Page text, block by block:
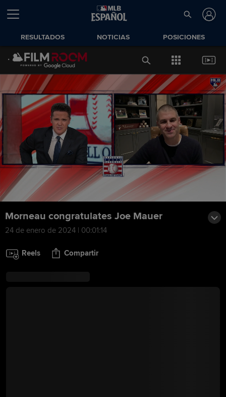
RESULTADOS NOTICIAS POSICIONES
Morneau congratulates Joe Mauer
24 de enero de 2024 | 00:01:14
Reels Compartir